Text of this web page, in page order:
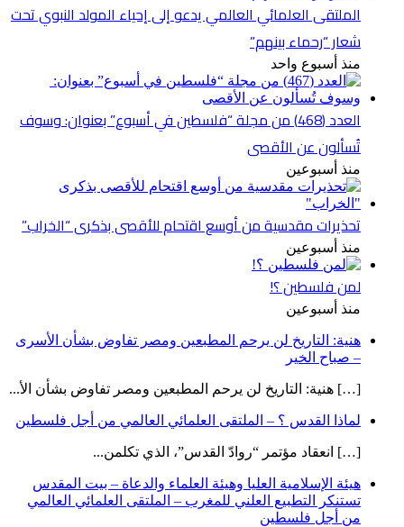
الملتقى العلمائي العالمي يدعو إلى إحياء المولد النبوي تحت
شعار “رحماء بينهم”
منذ أسبوع واحد
العدد (468) من مجلة “فلسطين في أسبوع” بعنوان: وسوف
تُسألون عن الأقصى
منذ أسبوعين
تحذيرات مقدسية من أوسع اقتحام للأقصى بذكرى “الخراب”
منذ أسبوعين
لمن فلسطين ؟!
منذ أسبوعين
هنية: التاريخ لن يرحم المطبعين ومصر تفاوض بشأن الأسرى
– صباح الخير
[…] هنية: التاريخ لن يرحم المطبعين ومصر تفاوض بشأن الأ...
لماذا القدس ؟ – الملتقى العلمائي العالمي من أجل فلسطين
[…] انعقاد مؤتمر “روادّ القدس”، الذي تكلمن...
هيئة الإسلامية العليا وهيئة العلماء والدعاة – بيت المقدس
تستنكر التطبيع العلني للمغرب – الملتقى العلمائي العالمي
من أجل فلسطين